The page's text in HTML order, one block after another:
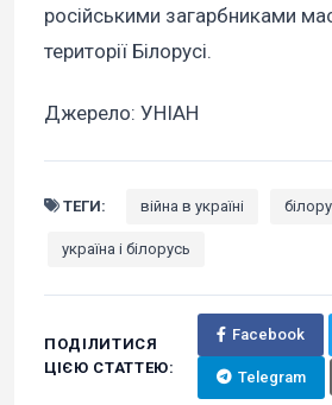
російськими загарбниками
території Білорусі.
Джерело: УНІАН
ТЕГИ: війна в україні
україна і білорусь
ПОДІЛИТИСЯ
ЦІЄЮ СТАТТЕЮ:
Facebook
Telegram